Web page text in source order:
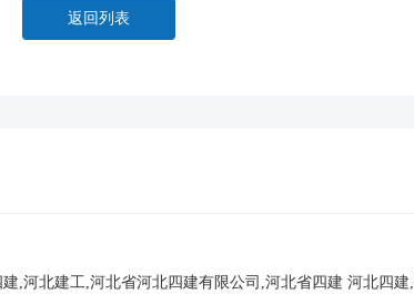
返回列表
,河北建工,河北省河北四建有限公司,河北省四建 河北四建